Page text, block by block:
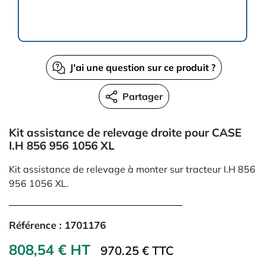
J'ai une question sur ce produit ?
Partager
Kit assistance de relevage droite pour CASE
I.H 856 956 1056 XL
Kit assistance de relevage à monter sur tracteur I.H 856
956 1056 XL.
Référence : 1701176
808,54 € HT 970.25 € TTC